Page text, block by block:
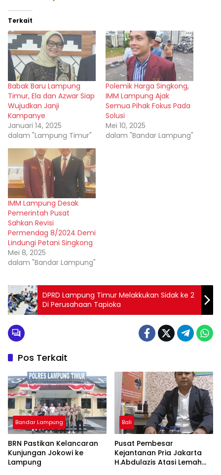
Terkait
Babak Baru Lampung
Timur, Ela dan Azwar Siap
Wujudkan Janji
Kampanye
Januari 14, 2025
dalam "Lampung Timur"
Polemik Harga Singkong,
IMM Lampung Ajak
Semua Pihak Fokus Pada
Solusi
Mei 10, 2025
dalam "Bandar Lampung"
IMM Lampung Desak
Pemerintah Pusat
Sahkan Revisi
Permendag 8/2024 Demi
Lindungi Petani Singkong
Mei 8, 2025
dalam "Bandar Lampung"
DPRD Lampung Timur Melakkukan Sidak ke 2
Di Perusahaan Tapioka
Pos Terkait
Bandar Lampung
BRN Pastikan Kelancaran
Kunjungan Jokowi ke
Lampung
Bali
Pusat Pembesar
Kejantanan Pria Jakarta
H.Abdulazis Atasi Lemah